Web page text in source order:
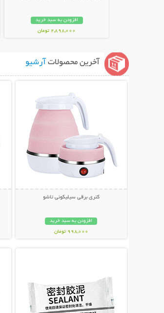
افزودن به سبد خرید
2,898,000 تومان
آخرین محصولات آرشیو
کتری برقی سیلیکونی تاشو
افزودن به سبد خرید
998,000 تومان